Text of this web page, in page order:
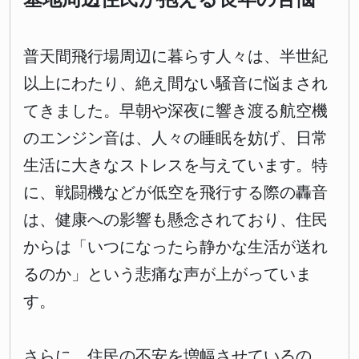
普天間飛行場周辺に暮らす人々は、半世紀
以上にわたり、絶え間ない騒音に悩まされ
てきました。早朝や深夜に響き渡る航空機
のエンジン音は、人々の睡眠を妨げ、日常
生活に大きなストレスを与えています。特
に、戦闘機などが低空を飛行する際の轟音
は、健康への影響も懸念されており、住民
からは「いつになったら静かな生活が送れ
るのか」という悲痛な声が上がっていま
す。